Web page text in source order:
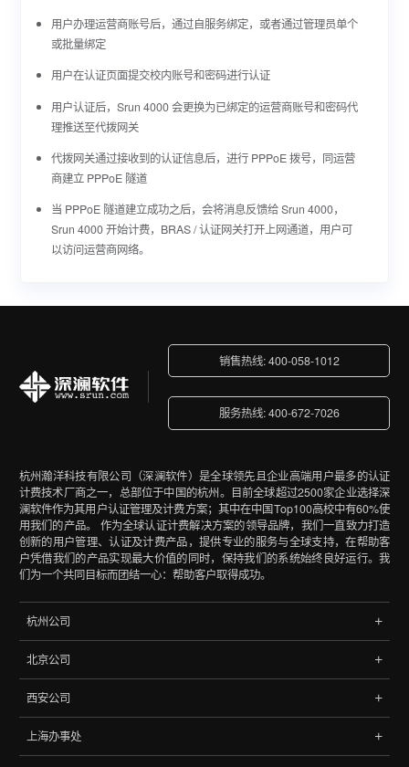
用户办理运营商账号后，通过自服务绑定，或者通过管理员单个
或批量绑定
用户在认证页面提交校内账号和密码进行认证
用户认证后，Srun 4000 会更换为已绑定的运营商账号和密码代
理推送至代拨网关
代拨网关通过接收到的认证信息后，进行 PPPoE 拨号，同运营
商建立 PPPoE 隧道
当 PPPoE 隧道建立成功之后，会将消息反馈给 Srun 4000，
Srun 4000 开始计费，BRAS / 认证网关打开上网通道，用户可
以访问运营商网络。
销售热线: 400-058-1012
服务热线: 400-672-7026
杭州瀚洋科技有限公司（深澜软件）是全球领先且企业高端用户最多的认证
计费技术厂商之一，总部位于中国的杭州。目前全球超过2500家企业选择深
澜软件作为其用户认证管理及计费方案；其中在中国Top100高校中有60%使
用我们的产品。 作为全球认证计费解决方案的领导品牌，我们一直致力打造
创新的用户管理、认证及计费产品，提供专业的服务与全球支持，在帮助客
户凭借我们的产品实现最大价值的同时，保持我们的系统始终良好运行。我
们为一个共同目标而团结一心：帮助客户取得成功。
杭州公司
浙江，中国
电话:
北京公司
北京，中国
电话:010-68060048
西安公司
西安，中国
上海办事处